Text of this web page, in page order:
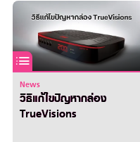
News
วิธีแก้ไขปัญหากล่อง
TrueVisions